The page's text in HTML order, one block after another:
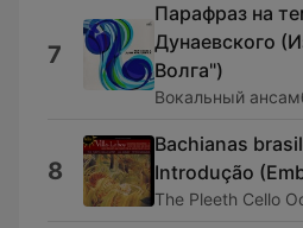
7
Парафраз на
Дунаевского
Волга")
Вокальный
8
Bachianas
Introdução
The Pleeth Cello